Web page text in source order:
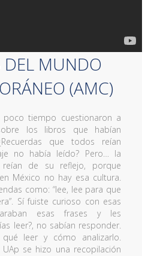
DEL MUNDO
(AMC)
poco tiempo cuestionaron a
los libros que habían
que todos reían
no había leído? Pero… la
de su reflejo, porque
México no hay esa cultura.
como: “lee, lee para que
Sí fuiste curioso con esas
esas frases y les
leer?, no sabían responder.
leer y cómo analizarlo.
se hizo una recopilación